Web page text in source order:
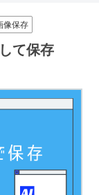
像保存
て保存